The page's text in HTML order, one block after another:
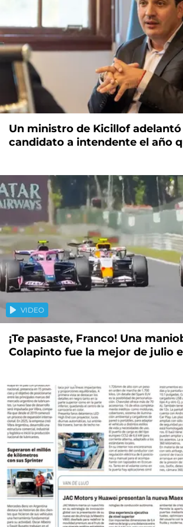
Un ministro de Kicillof adelantó
candidato a intendente el año
VIDEO
¡Te pasaste, Franco! Una
Colapinto fue la mejor de julio